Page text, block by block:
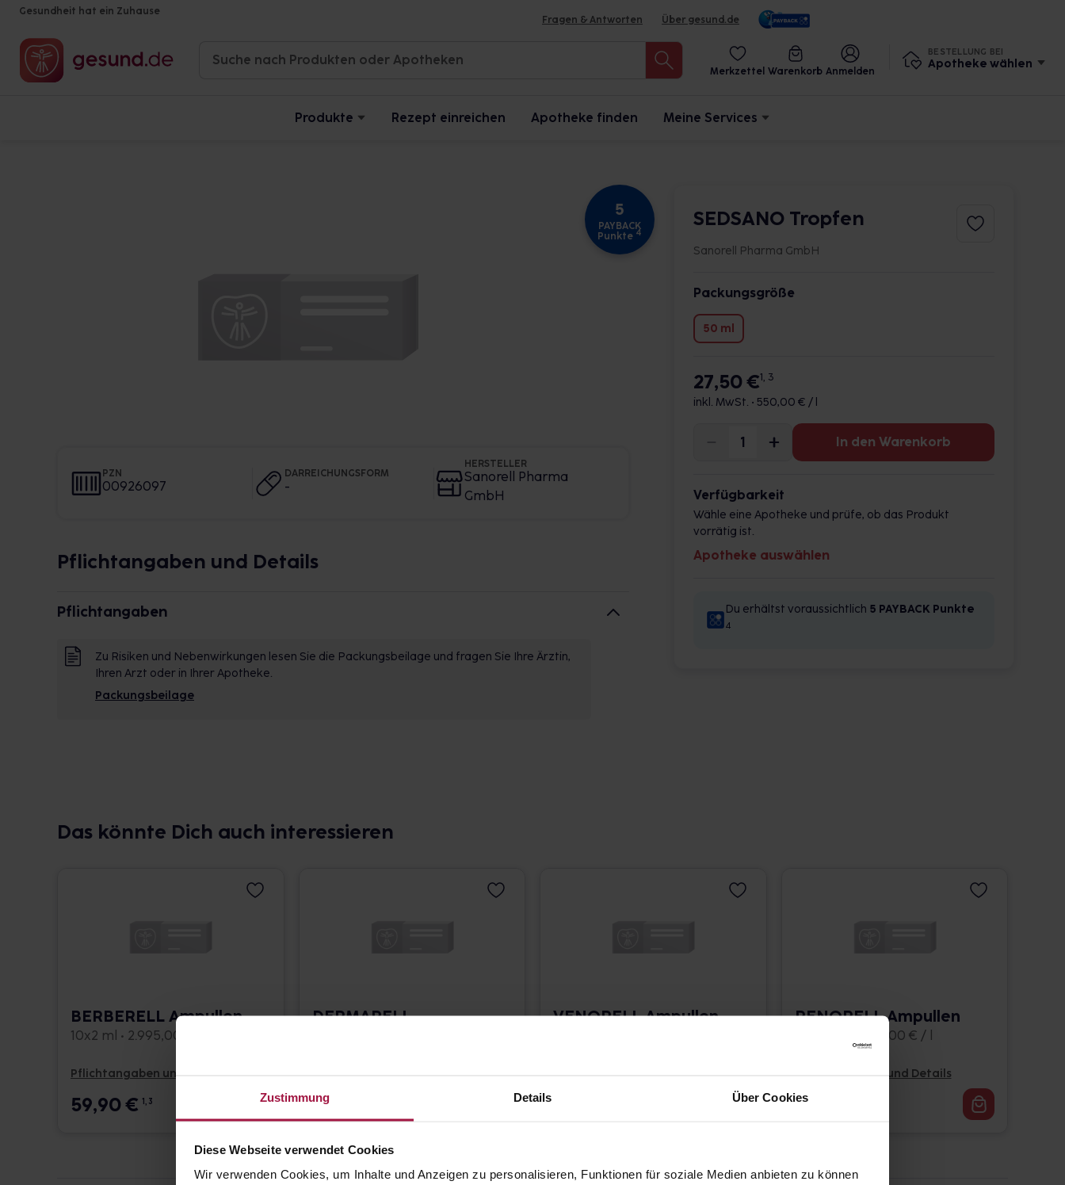
Zustimmung Details Über Cookies
Diese Webseite verwendet Cookies
Wir verwenden Cookies, um Inhalte und Anzeigen zu personalisieren, Funktionen für soziale Medien anbieten zu können
Gesundheit hat ein Zuhause
Fragen & Antworten Über gesund.de
Merkzettel Warenkorb Anmelden
BESTELLUNG BEI
Apotheke wählen
Produkte Rezept einreichen Apotheke finden Meine Services
5
PAYBACK
Punkte 4
PZN
00926097
DARREICHUNGSFORM
-
HERSTELLER
Sanorell Pharma
GmbH
Pflichtangaben und Details
Pflichtangaben
Zu Risiken und Nebenwirkungen lesen Sie die Packungsbeilage und fragen Sie Ihre Ärztin,
Ihren Arzt oder in Ihrer Apotheke.
Packungsbeilage
SEDSANO Tropfen
Sanorell Pharma GmbH
Packungsgröße
50 ml
27,50 €1, 3
inkl. MwSt. • 550,00 € / l
In den Warenkorb
Verfügbarkeit
Wähle eine Apotheke und prüfe, ob das Produkt
vorrätig ist.
Apotheke auswählen
Du erhältst voraussichtlich 5 PAYBACK Punkte
4
Das könnte Dich auch interessieren
BERBERELL Ampullen
10x2 ml • 2.995,00 € / l
Pflichtangaben und Details
59,90€ 1, 3
DERMARELL
59,90
VENORELL Ampullen RENORELL Ampullen
10x2 ml • 2.995,00 € / l
Pflichtangaben und Details
59,90